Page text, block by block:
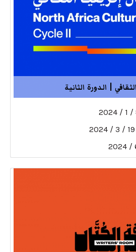
| الدورة الثانية
19 / 3 / 2024